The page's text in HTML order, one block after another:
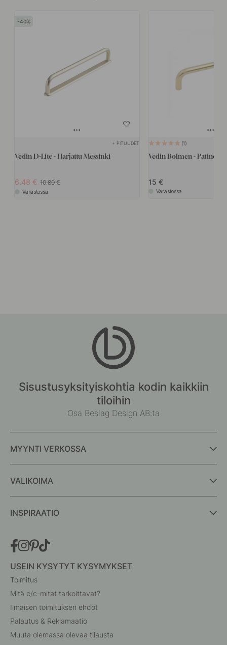
40
+ PITUUDET
Vedin D-Lite - Harjattu Messinki
6.48 10.80
Varastossa
1
Vedin Bolmen - Patinoitu
15
Varastossa
Sisustusyksityiskohtia kodin kaikkiin
tiloihin
Osa Beslag Design AB:ta
MYYNTI VERKOSSA
VALIKOIMA
INSPIRAATIO
USEIN KYSYTYT KYSYMYKSET
Toimitus
Mitä c/c-mitat tarkoittavat?
Ilmaisen toimituksen ehdot
Palautus & Reklamaatio
Muuta olemassa olevaa tilausta